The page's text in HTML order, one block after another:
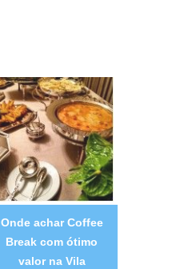
Onde achar Coffee
Break com ótimo
valor na Vila